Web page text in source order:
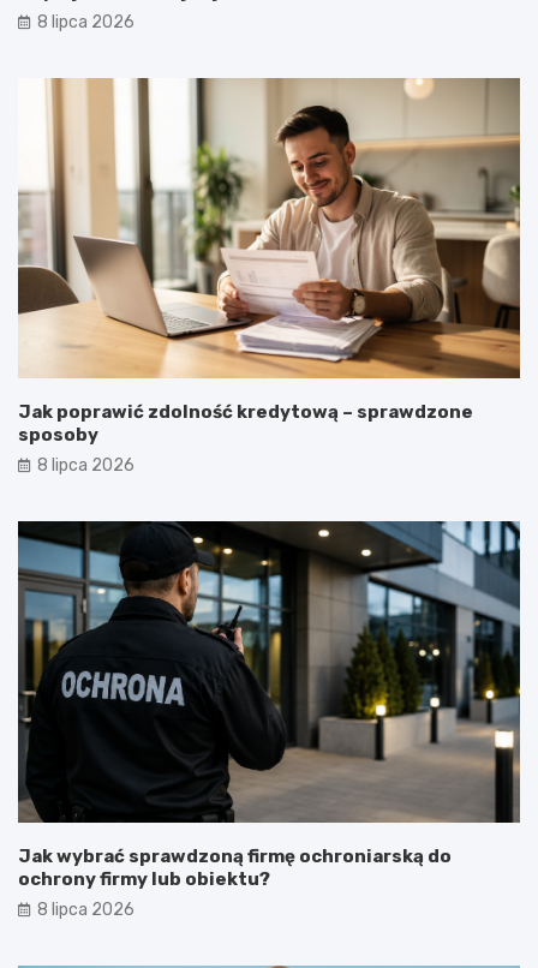
8 lipca 2026
Jak poprawić zdolność kredytową – sprawdzone
sposoby
8 lipca 2026
Jak wybrać sprawdzoną firmę ochroniarską do
ochrony firmy lub obiektu?
8 lipca 2026